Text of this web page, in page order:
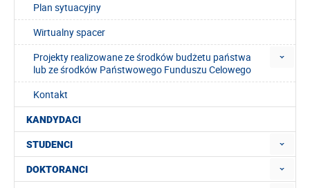
Plan sytuacyjny
Wirtualny spacer
Projekty realizowane ze środków budżetu państwa
lub ze środków Państwowego Funduszu Celowego
Kontakt
KANDYDACI
STUDENCI
DOKTORANCI